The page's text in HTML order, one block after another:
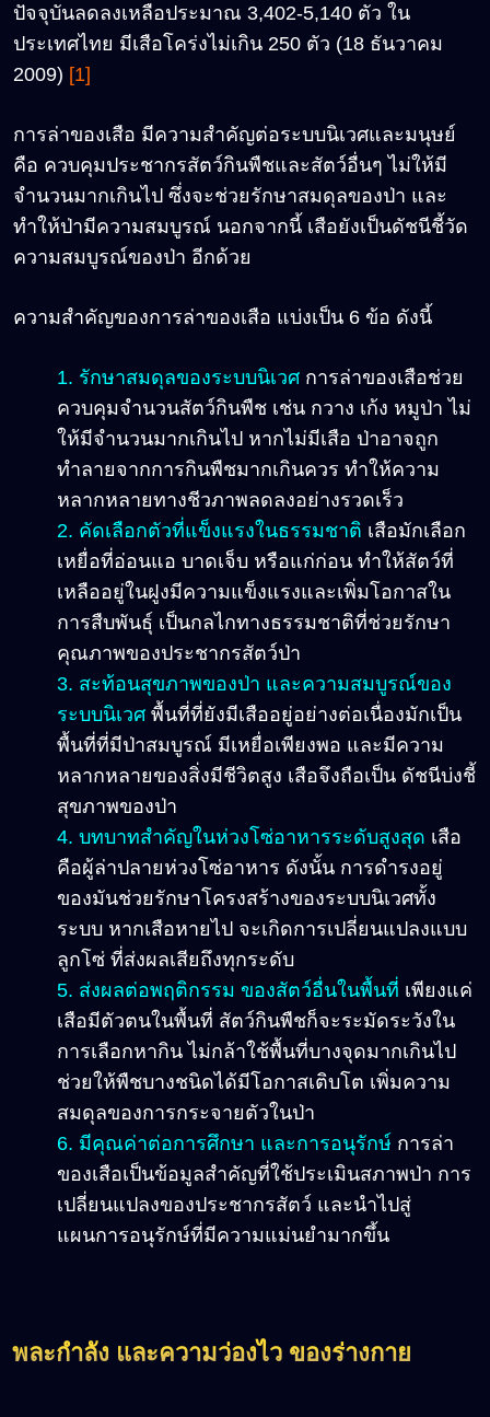
ปัจจุบันลดลงเหลือประมาณ 3,402-5,140 ตัว ใน
ประเทศไทย มีเสือโคร่งไม่เกิน 250 ตัว (18 ธันวาคม
2009) [1]
การล่าของเสือ มีความสำคัญต่อระบบนิเวศและมนุษย์
คือ ควบคุมประชากรสัตว์กินพืชและสัตว์อื่นๆ ไม่ให้มี
จำนวนมากเกินไป ซึ่งจะช่วยรักษาสมดุลของป่า และ
ทำให้ป่ามีความสมบูรณ์ นอกจากนี้ เสือยังเป็นดัชนีชี้วัด
ความสมบูรณ์ของป่า อีกด้วย
ความสำคัญของการล่าของเสือ แบ่งเป็น 6 ข้อ ดังนี้
1. รักษาสมดุลของระบบนิเวศ การล่าของเสือช่วย
ควบคุมจำนวนสัตว์กินพืช เช่น กวาง เก้ง หมูป่า ไม่
ให้มีจำนวนมากเกินไป หากไม่มีเสือ ป่าอาจถูก
ทำลายจากการกินพืชมากเกินควร ทำให้ความ
หลากหลายทางชีวภาพลดลงอย่างรวดเร็ว
2. คัดเลือกตัวที่แข็งแรงในธรรมชาติ เสือมักเลือก
เหยื่อที่อ่อนแอ บาดเจ็บ หรือแก่ก่อน ทำให้สัตว์ที่
เหลืออยู่ในฝูงมีความแข็งแรงและเพิ่มโอกาสใน
การสืบพันธุ์ เป็นกลไกทางธรรมชาติที่ช่วยรักษา
คุณภาพของประชากรสัตว์ป่า
3. สะท้อนสุขภาพของป่า และความสมบูรณ์ของ
ระบบนิเวศ พื้นที่ที่ยังมีเสืออยู่อย่างต่อเนื่องมักเป็น
พื้นที่ที่มีป่าสมบูรณ์ มีเหยื่อเพียงพอ และมีความ
หลากหลายของสิ่งมีชีวิตสูง เสือจึงถือเป็น ดัชนีบ่งชี้
สุขภาพของป่า
4. บทบาทสำคัญในห่วงโซ่อาหารระดับสูงสุด เสือ
คือผู้ล่าปลายห่วงโซ่อาหาร ดังนั้น การดำรงอยู่
ของมันช่วยรักษาโครงสร้างของระบบนิเวศทั้ง
ระบบ หากเสือหายไป จะเกิดการเปลี่ยนแปลงแบบ
ลูกโซ่ ที่ส่งผลเสียถึงทุกระดับ
5. ส่งผลต่อพฤติกรรม ของสัตว์อื่นในพื้นที่ เพียงแค่
เสือมีตัวตนในพื้นที่ สัตว์กินพืชก็จะระมัดระวังใน
การเลือกหากิน ไม่กล้าใช้พื้นที่บางจุดมากเกินไป
ช่วยให้พืชบางชนิดได้มีโอกาสเติบโต เพิ่มความ
สมดุลของการกระจายตัวในป่า
6. มีคุณค่าต่อการศึกษา และการอนุรักษ์ การล่า
ของเสือเป็นข้อมูลสำคัญที่ใช้ประเมินสภาพป่า การ
เปลี่ยนแปลงของประชากรสัตว์ และนำไปสู่
แผนการอนุรักษ์ที่มีความแม่นยำมากขึ้น
พละกำลัง และความว่องไว ของร่างกาย